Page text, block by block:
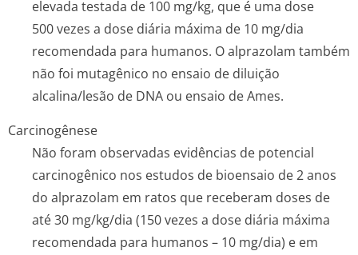
elevada testada de 100 mg/kg, que é uma dose
500 vezes a dose diária máxima de 10 mg/dia
recomendada para humanos. O alprazolam também
não foi mutagênico no ensaio de diluição
alcalina/lesão de DNA ou ensaio de Ames.
Carcinogênese
Não foram observadas evidências de potencial
carcinogênico nos estudos de bioensaio de 2 anos
do alprazolam em ratos que receberam doses de
até 30 mg/kg/dia (150 vezes a dose diária máxima
recomendada para humanos – 10 mg/dia) e em